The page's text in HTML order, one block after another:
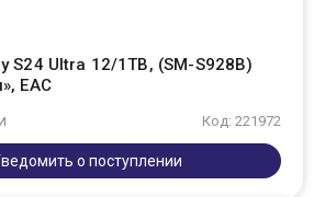
S24 Ultra 12/1TB, (SM-S928B)
EAC
Код: 221972
о поступлении